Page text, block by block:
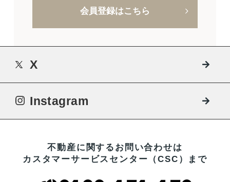
会員登録はこちら
X
Instagram
不動産に関するお問い合わせは
カスタマーサービスセンター（CSC）まで